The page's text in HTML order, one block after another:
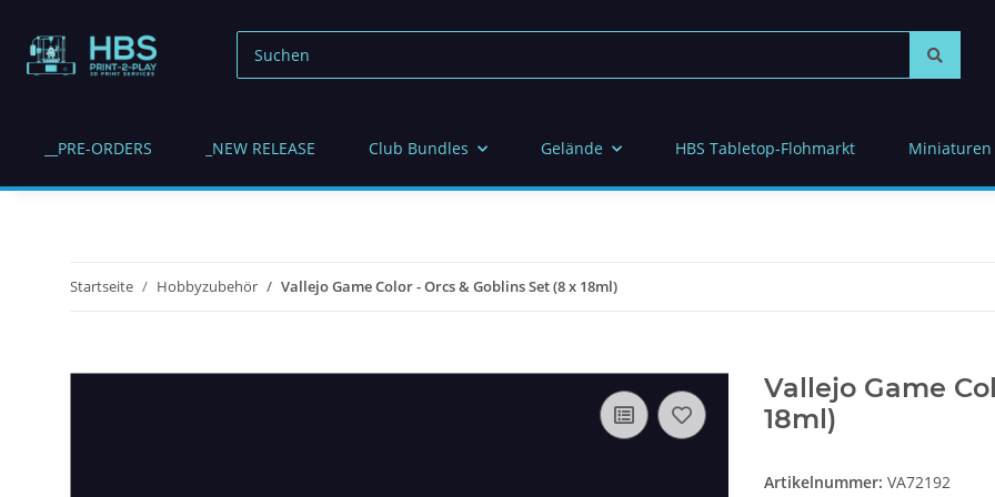
__PRE-ORDERS _NEW RELEASE Club Bundles Gelände HBS Tabletop-Flohmarkt Miniaturen
Startseite Hobbyzubehör Vallejo Game Color - Orcs & Goblins Set (8 x 18ml)
Vallejo Game
18ml)
Artikelnummer: VA72192